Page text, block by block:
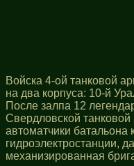
Войска 4-ой танковой
на два корпуса: 10-й
После залпа 12
Свердловской
автоматчики
гидроэлектростанции,
механизированная